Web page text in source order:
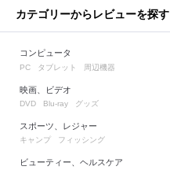
カテゴリーからレビューを探す
コンピュータ
PC タブレット 周辺機器
映画、ビデオ
DVD Blu-ray グッズ
スポーツ、レジャー
キャンプ フィッシング
ビューティー、ヘルスケア